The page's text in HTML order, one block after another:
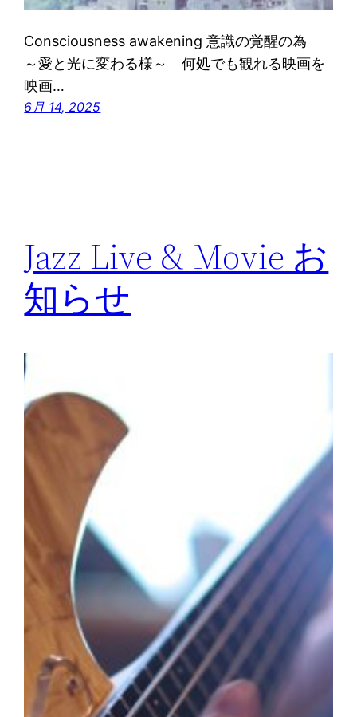
Consciousness awakening 意識の覚醒の為
～愛と光に変わる様～ 何処でも観れる映画を
映画…
6月 14, 2025
Jazz Live & Movie お
知らせ